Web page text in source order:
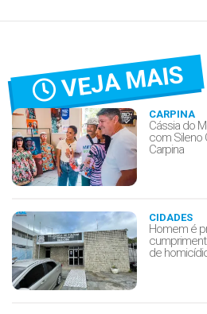
VEJA MAIS
CARPINA
Cássia do
com Sileno
Carpina
CIDADES
Homem é
de